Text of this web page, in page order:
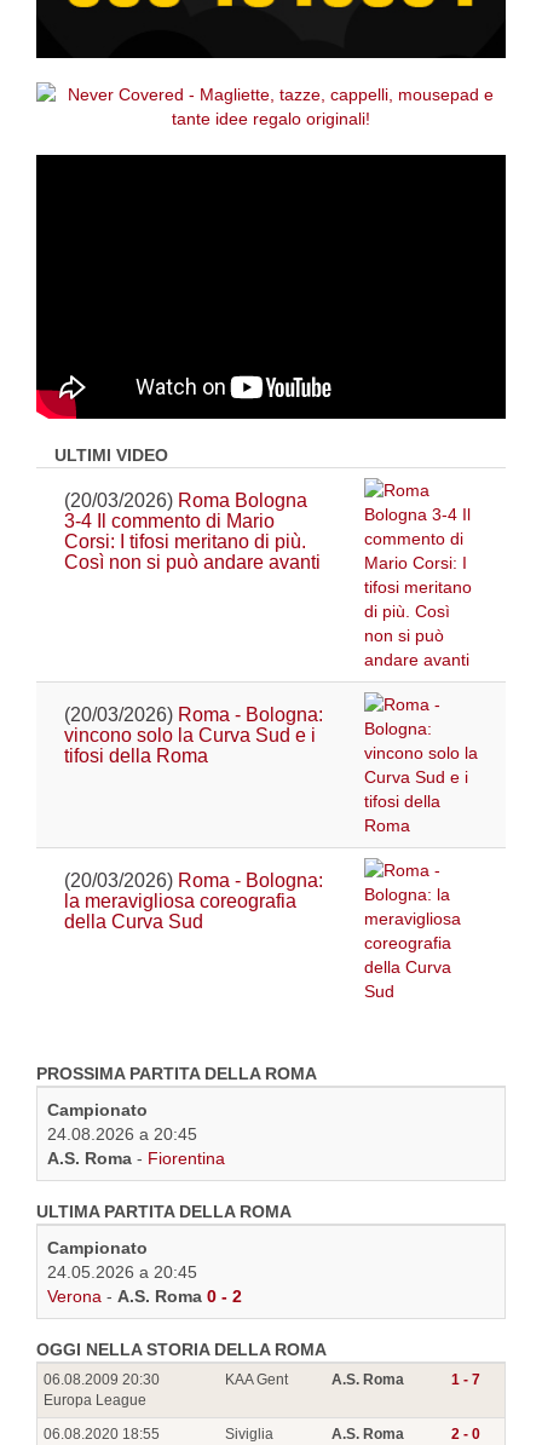
ULTIMI VIDEO
(20/03/2026) Roma Bologna
3-4 Il commento di Mario
Corsi: I tifosi meritano di più.
Così non si può andare avanti
(20/03/2026) Roma - Bologna:
vincono solo la Curva Sud e i
tifosi della Roma
(20/03/2026) Roma - Bologna:
la meravigliosa coreografia
della Curva Sud
PROSSIMA PARTITA DELLA ROMA
Campionato
24.08.2026 a 20:45
A.S. Roma - Fiorentina
ULTIMA PARTITA DELLA ROMA
Campionato
24.05.2026 a 20:45
Verona - A.S. Roma 0 - 2
OGGI NELLA STORIA DELLA ROMA
06.08.2009 20:30
Europa League
KAA Gent A.S. Roma 1 - 7
06.08.2020 18:55
Siviglia A.S. Roma 2 - 0